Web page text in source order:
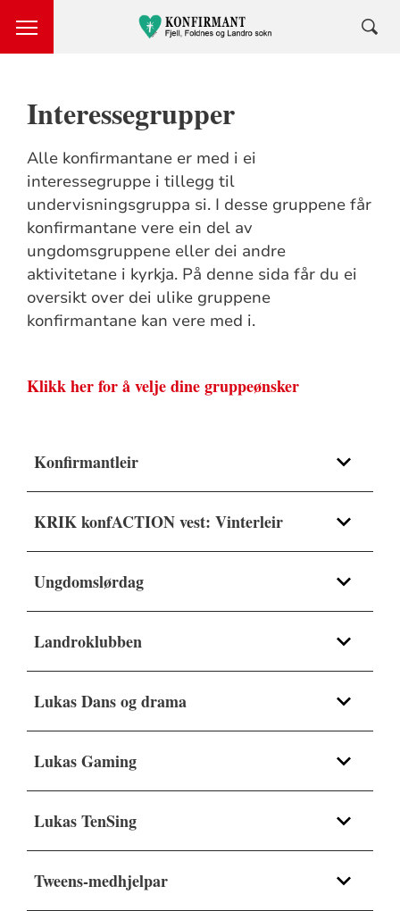
Interessegrupper
Alle konfirmantane er med i ei
interessegruppe i tillegg til
undervisningsgruppa si. I desse gruppene får
konfirmantane vere ein del av
ungdomsgruppene eller dei andre
aktivitetane i kyrkja. På denne sida får du ei
oversikt over dei ulike gruppene
konfirmantane kan vere med i.
Klikk her for å velje dine gruppeønsker
Konfirmantleir
KRIK konfACTION vest: Vinterleir
Ungdomslørdag
Landroklubben
Lukas Dans og drama
Lukas Gaming
Lukas TenSing
Tweens-medhjelpar